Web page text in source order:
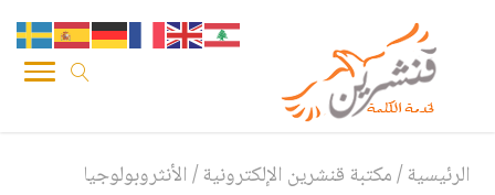
الرئيسية/مكتبة قنشرين الإلكترونية/الأنثروبولوجيا